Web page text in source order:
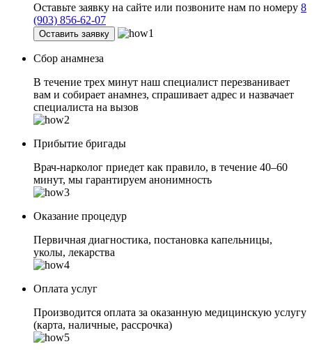
Оставьте заявку на сайте или позвоните нам по номеру 8
(903) 856-62-07
Оставить заявку
Сбор анамнеза
В течение трех минут наш специалист перезванивает
вам и собирает анамнез, спрашивает адрес и назвачает
специалиста на вызов
Прибытие бригады
Врач-нарколог приедет как правило, в течение 40–60
минут, мы гарантируем анонимность
Оказание процедур
Первичная диагностика, постановка капельницы,
уколы, лекарства
Оплата услуг
Производится оплата за оказанную медицинскую услугу
(карта, наличные, рассрочка)